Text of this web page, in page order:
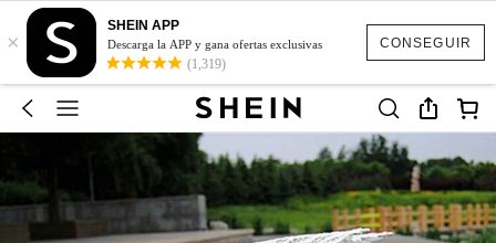
CONSEGUIR
×
SHEIN APP
Descarga la APP y gana ofertas exclusivas
(1,319)